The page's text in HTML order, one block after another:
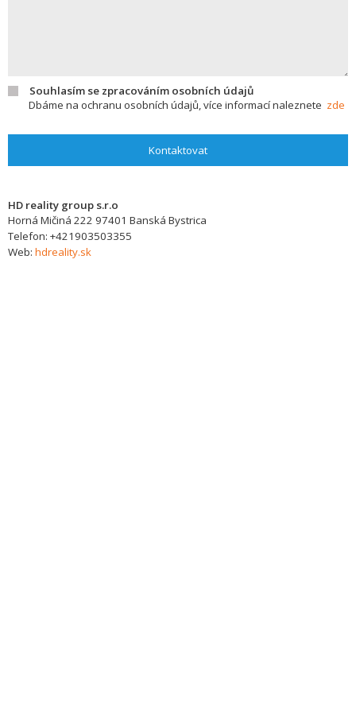
Souhlasím se zpracováním osobních údajů
Dbáme na ochranu osobních údajů, více informací naleznete zde
Kontaktovat
HD reality group s.r.o
Horná Mičiná 222 97401 Banská Bystrica
Telefon: +421903503355
Web: hdreality.sk